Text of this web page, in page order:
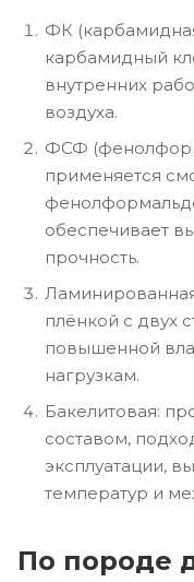
ФК
карбамидный
внутренних
воздуха.
ФСФ
применяется
обеспечивает
прочность.
плёнкой с двух
повышенной
нагрузкам.
Бакелитовая:
составом,
эксплуатации,
температур и
По породе